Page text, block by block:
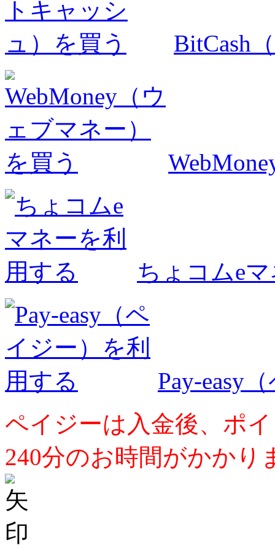
BitCash
ちょコムe
Pay-easy
ペイジーは入金後、ポ
240分のお時間がかかり